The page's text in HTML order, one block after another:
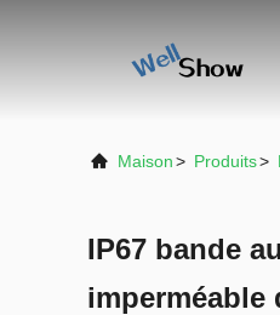
Maison> Produits>
IP67 bande
imperméable